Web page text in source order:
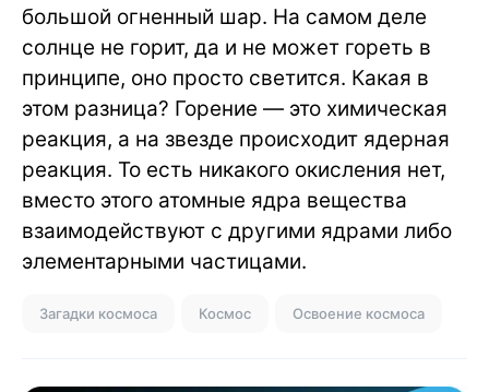
большой огненный шар. На самом деле
солнце не горит, да и не может гореть в
принципе, оно просто светится. Какая в
этом разница? Горение — это химическая
реакция, а на звезде происходит ядерная
реакция. То есть никакого окисления нет,
вместо этого атомные ядра вещества
взаимодействуют с другими ядрами либо
элементарными частицами.
Загадки космоса Космос Освоение космоса